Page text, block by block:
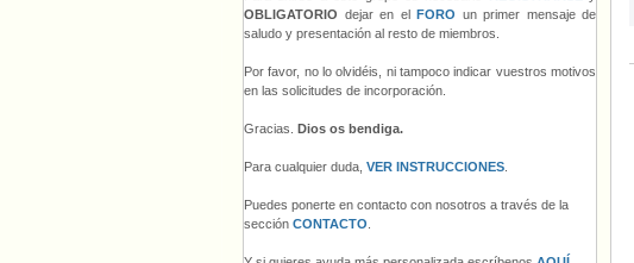
OBLIGATORIO dejar en el FORO un primer mensaje de
saludo y presentación al resto de miembros.
Por favor, no lo olvidéis, ni tampoco indicar vuestros motivos
en las solicitudes de incorporación.
Gracias. Dios os bendiga.
Para cualquier duda, VER INSTRUCCIONES
Puedes ponerte en contacto con nosotros a través de la
sección CONTACTO